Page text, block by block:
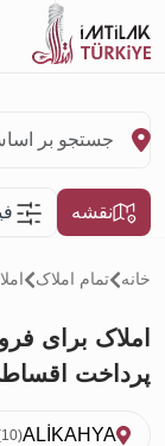
نقشه
خانه تمام املاک
املاک برای
پرداخت
ALİKAHYA
(10)